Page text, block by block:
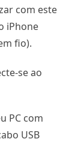
com este
iPhone
fio).
se ao
PC com
USB